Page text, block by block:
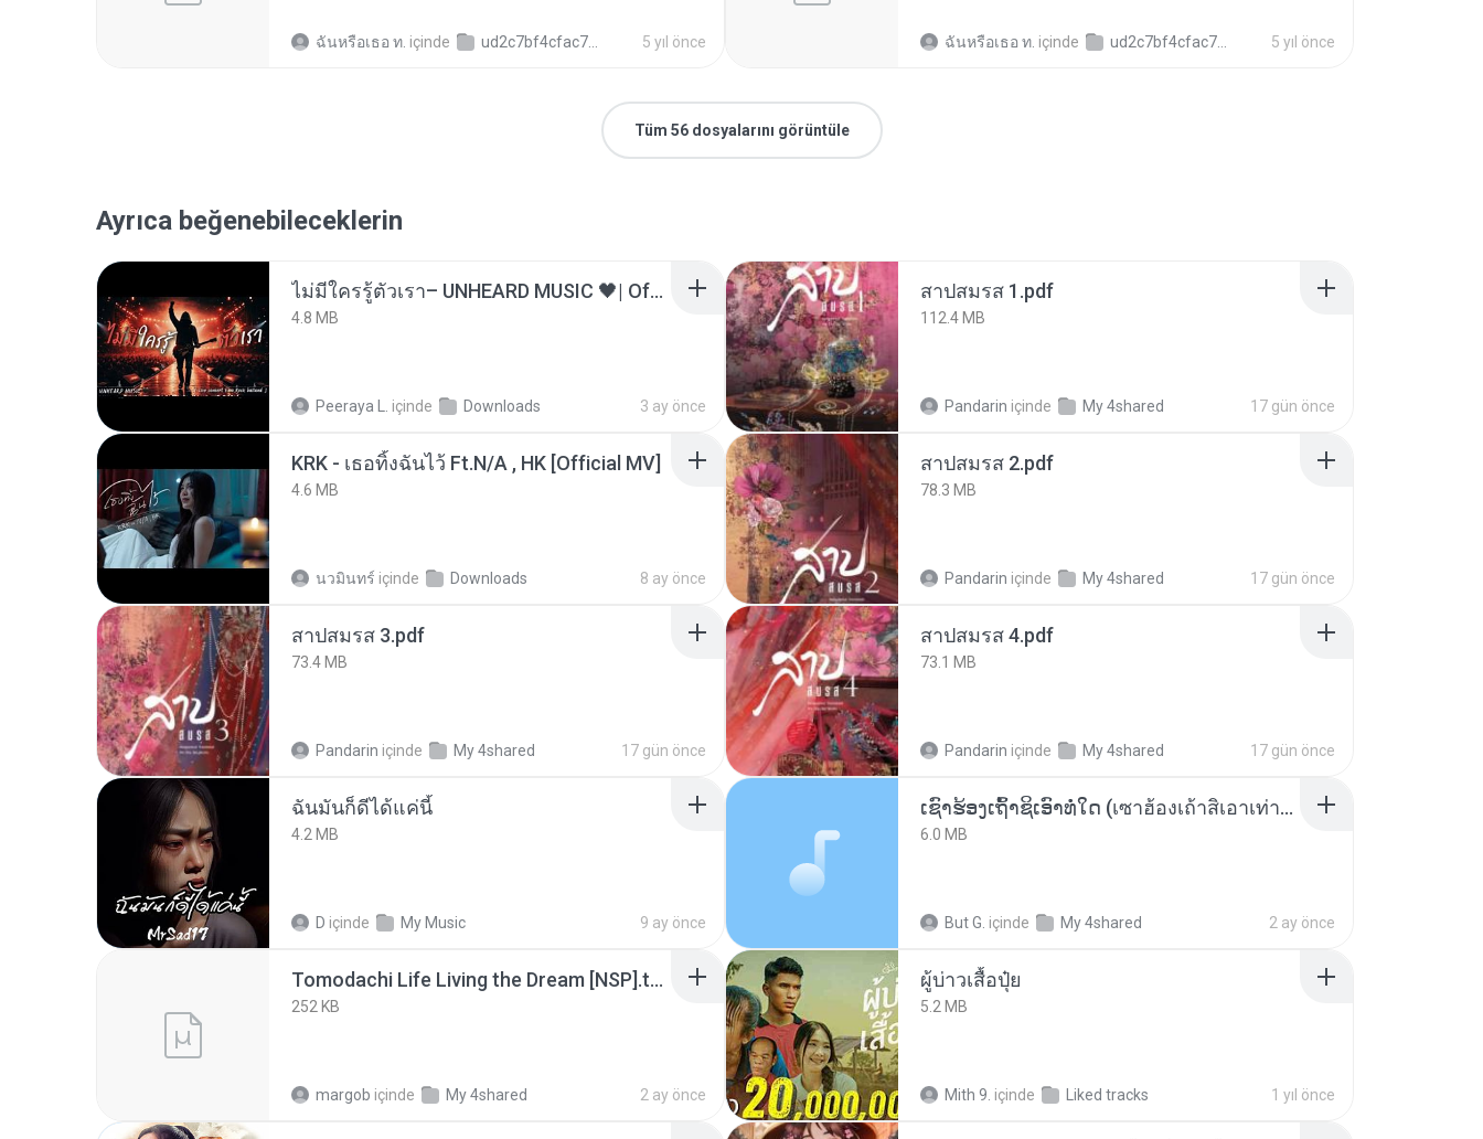
ฉันหรือเธอ ท. içinde ud2c7bf4cfac7c5128979540d24f43247 5 yıl önce ฉันหรือเธอ ท. içinde ud2c7bf4cfac7c5128979540d24f43247 5 yıl önce
Tüm 56 dosyalarını görüntüle
Ayrıca beğenebileceklerin
ไม่มีใครรู้ตัวเรา– UNHEARD MUSIC 🖤| Official Lyric Video | เพลงสู้ชีวิต
4.8 MB
Peeraya L. içinde Downloads 3 ay önce
สาปสมรส 1.pdf
112.4 MB
Pandarin içinde My 4shared 17 gün önce
KRK - เธอทิ้งฉันไว้ Ft.N/A , HK [Official MV]
4.6 MB
นวมินทร์ içinde Downloads 8 ay önce
สาปสมรส 2.pdf
78.3 MB
Pandarin içinde My 4shared 17 gün önce
สาปสมรส 3.pdf
73.4 MB
Pandarin içinde My 4shared 17 gün önce
สาปสมรส 4.pdf
73.1 MB
Pandarin içinde My 4shared 17 gün önce
ฉันมันก็ดีได้แค่นี้
4.2 MB
D içinde My Music 9 ay önce
ເຊົາຮ້ອງເຖົ້າຊິເອົາທໍ່ໃດ (เซาฮ้องเถ้าสิเอาเท่าใด) ບຸນເກີດ ຫນູຫ່ວງ ft. ໂສພາ ຈຸນທະລາ
6.0 MB
But G. içinde My 4shared 2 ay önce
Tomodachi Life Living the Dream [NSP].torrent
252 KB
margob içinde My 4shared 2 ay önce
ผู้บ่าวเสื้อปุ๋ย
5.2 MB
Mith 9. içinde Liked tracks 1 yıl önce